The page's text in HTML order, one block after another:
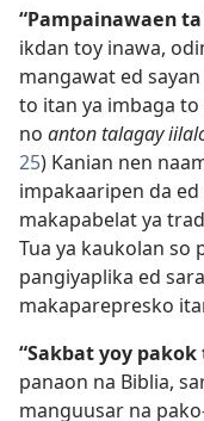
“Pampainawaen
ikdan toy inawa,
mangawat ed
to itan ya imbaga
no anton talagay
25) Kanian nen
impakaaripen da
makapabelat ya
Tua ya kaukolan so
pangiyaplika ed
makaparepresko
“Sakbat yoy
panaon na Biblia,
manguusar na